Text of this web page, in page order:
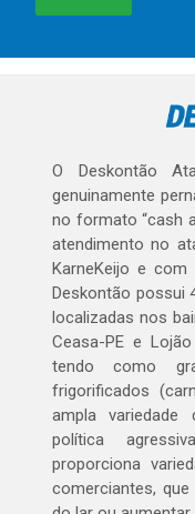
O Deskontão
genuinamente
no formato “cash
atendimento no
KarneKeijo e
Deskontão possui
localizadas nos
Ceasa-PE e
tendo como
frigorificados
ampla variedade
política
proporciona
comerciantes,